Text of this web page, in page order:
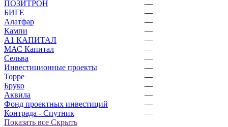
ПОЗИТРОН
—
БИГЕ
—
Алатфар
—
Кампи
—
А1 КАПИТАЛ
—
МАС Капитал
—
Сельва
—
Инвестиционные проекты
—
Торре
—
Бруко
—
Аквила
—
Фонд проектных инвестиций
—
Контрада - Спутник
—
Показать все Скрыть